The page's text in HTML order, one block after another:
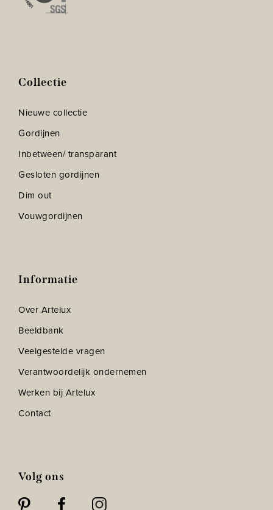
Collectie
Nieuwe collectie
Gordijnen
Inbetween/ transparant
Gesloten gordijnen
Dim out
Vouwgordijnen
Informatie
Over Artelux
Beeldbank
Veelgestelde vragen
Verantwoordelijk ondernemen
Werken bij Artelux
Contact
Volg ons